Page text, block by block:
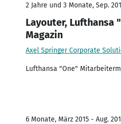
2 Jahre und 3 Monate, Sep.
Layouter, Lufthansa
Magazin
Axel Springer Corporate
Lufthansa "One"
6 Monate, März 2015 - Aug.